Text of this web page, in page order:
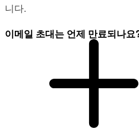
니다.
이메일 초대는 언제 만료되나요